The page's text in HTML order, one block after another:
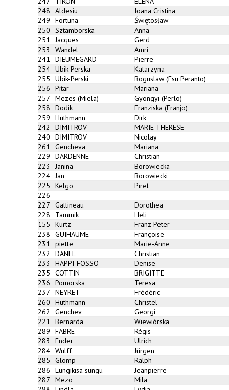
248
Aldesiu
Ioana Cristina
249
Fortuna
Świętosław
250
Sztamborska
Anna
251
Jacques
Gerd
253
Wandel
Amri
241
DIEUMEGARD
Pierre
254 Ubik-Perska
Katarzyna
255
Ubik-Perski
Boguslaw (Esu Peranto)
256
Pitar
Mariana
257
Mezes (Miela)
Gyongyi (Perlo)
258
Dodik
Franziska (Franjo)
259
Huthmann
Dirk
242
DIMITROV
MARIE THERESE
240
DIMITROV
Nicolay
261
Gencheva
Mariana
229
DARDENNE
Christian
223
Janina
Borowiecka
224 Jan
Borowiecki
225
Kelgo
Piret
226
---
---
227
Gattineau
Dorothea
228
Tammik
Heli
155
Kurtz
Franz-Peter
238
GUIHAUME
Françoise
231
piette
Marie-Anne
232
DANEL
Christian
233
HAPPI-FOSSO
Denise
235
COTTIN
BRIGITTE
236
Pomorska
Teresa
237
NEYRET
Frédéric
260
Huthmann
Christel
262
Genchev
Georgi
221
Bernarda
Wiewiórska
289
FABRE
Régis
283
Ender
Ulrich
284 Wulff
Jürgen
285
Glomp
Ralph
286
Lungikisa sungu
Jeanpierre
287
Mezo
Mila